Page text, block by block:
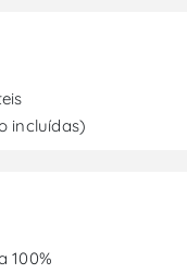
incluídas)
100%